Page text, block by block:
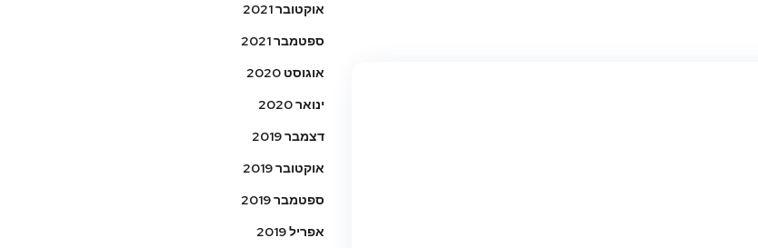
אוקטובר 2021
ספטמבר 2021
אוגוסט 2020
ינואר 2020
דצמבר 2019
אוקטובר 2019
ספטמבר 2019
אפריל 2019